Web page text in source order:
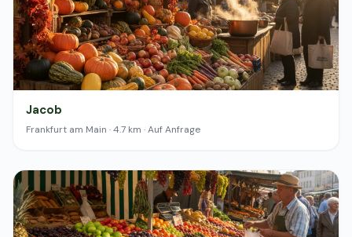
Jacob
Frankfurt am Main · 4.7 km · Auf Anfrage